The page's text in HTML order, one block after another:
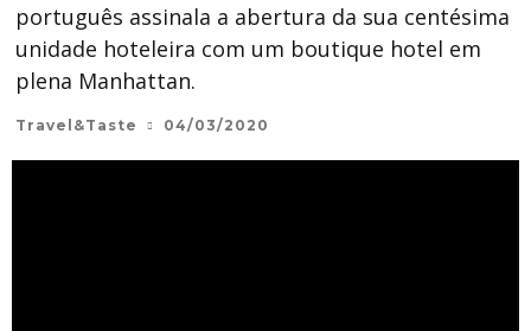
português assinala a abertura da sua centésima
unidade hoteleira com um boutique hotel em
plena Manhattan.
Travel&Taste 04/03/2020